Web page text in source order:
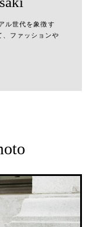
ル世代を象徴す
、ファッションや